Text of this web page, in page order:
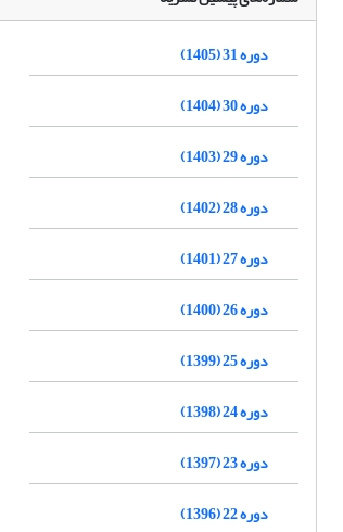
دوره 31 (1405)
دوره 30 (1404)
دوره 29 (1403)
دوره 28 (1402)
دوره 27 (1401)
دوره 26 (1400)
دوره 25 (1399)
دوره 24 (1398)
دوره 23 (1397)
دوره 22 (1396)